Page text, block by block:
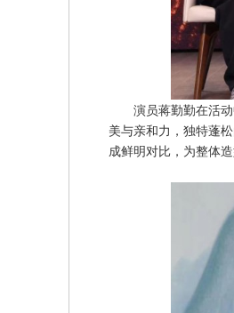
演员蒋勤勤在活
美与亲和力，独特蓬
成鲜明对比，为整体